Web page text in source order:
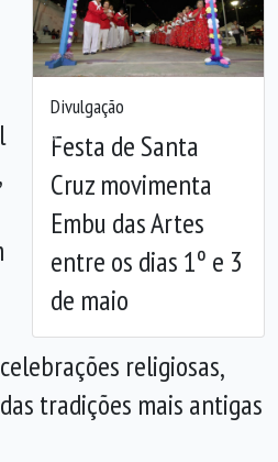
Divulgação
Festa de Santa
Cruz movimenta
Embu das Artes
entre os dias 1º e 3
de maio
Anterior
religiosas,
tradições mais antigas